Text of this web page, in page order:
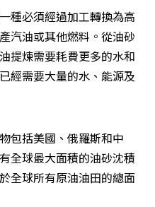
種必須經過加工轉換為高
汽油或其他燃料。從油砂
提煉需要耗費更多的水和
經需要大量的水、能源及
包括美國、俄羅斯和中
全球最大面積的油砂沈積
全球所有原油油田的總面